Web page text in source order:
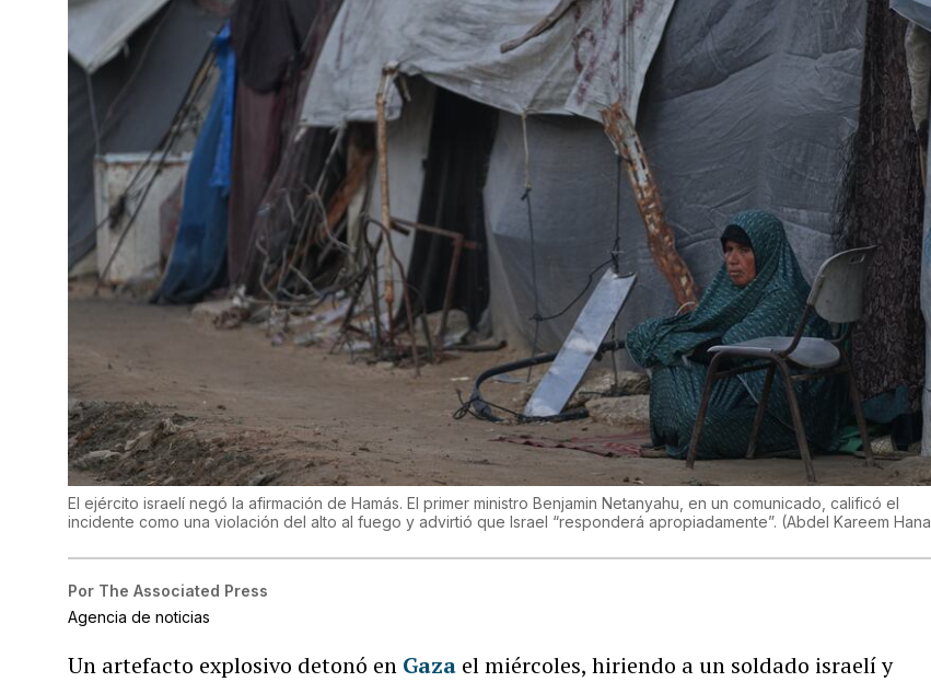
El ejército israelí negó la afirmación de Hamás. El primer ministro Benjamin Netanyahu, en un comunicado, calificó el
incidente como una violación del alto al fuego y advirtió que Israel “responderá apropiadamente”. (Abdel Kareem Hana
Por The Associated Press
Agencia de noticias
Un artefacto explosivo detonó en Gaza el miércoles, hiriendo a un soldado israelí y